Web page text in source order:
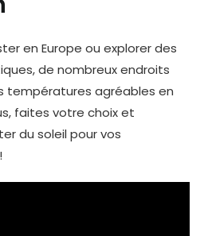
en Europe ou explorer des
de nombreux endroits
températures agréables en
faites votre choix et
du soleil pour vos